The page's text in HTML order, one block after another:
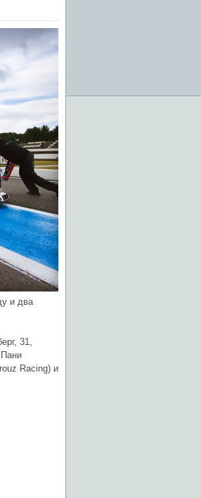
и два
31,
Racing) и